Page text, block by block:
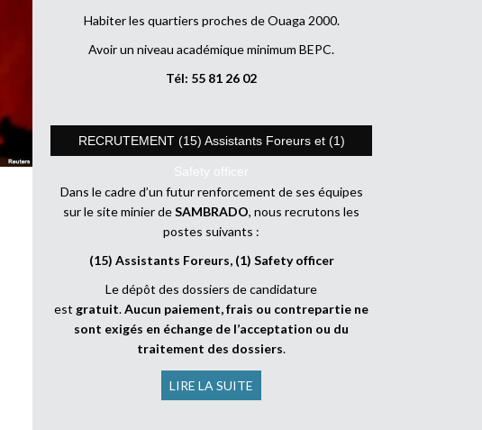
Habiter les quartiers proches de Ouaga 2000.
Avoir un niveau académique minimum BEPC.
Tél: 55 81 26 02
RECRUTEMENT (15) Assistants Foreurs et (1)
Safety officer
Dans le cadre d’un futur renforcement de ses équipes
sur le site minier deSAMBRADO, nous recrutons les
postes suivants :
(15) Assistants Foreurs, (1) Safety officer
Le dépôt des dossiers de candidature
est gratuit.Aucun paiement, frais ou contrepartie ne
sont exigés en échange de l’acceptation ou du
traitement des dossiers.
LIRE LA SUITE